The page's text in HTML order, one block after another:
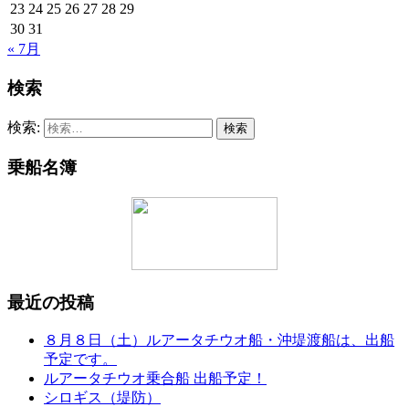
23 24 25 26 27 28 29
30 31
« 7月
検索
検索:
乗船名簿
最近の投稿
８月８日（土）ルアータチウオ船・沖堤渡船は、出船
予定です。
ルアータチウオ乗合船 出船予定！
シロギス（堤防）